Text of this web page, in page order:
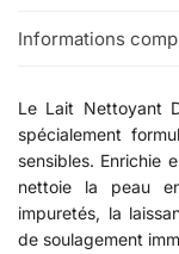
Informations
Le Lait Nettoyant
spécialement
sensibles. Enrichie
nettoie la peau
impuretés, la
de soulagement